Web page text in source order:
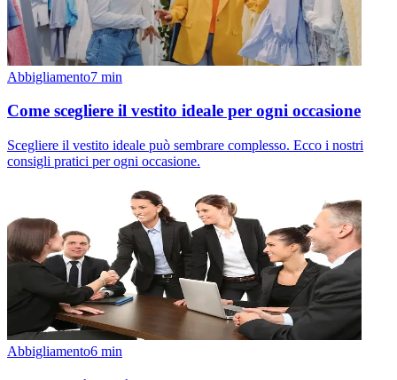
Abbigliamento7 min
Come scegliere il vestito ideale per ogni occasione
Scegliere il vestito ideale può sembrare complesso. Ecco i nostri
consigli pratici per ogni occasione.
Abbigliamento6 min